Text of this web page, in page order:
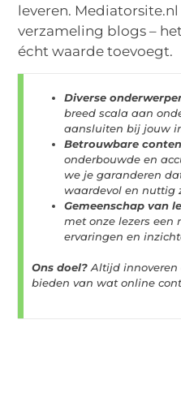
leveren.
verzameling blogs –
écht waarde toevoegt.
Diverse
breed scala aan
aansluiten bij jouw
Betrouwbare
onderbouwde en
we je garanderen
waardevol en nuttig
Gemeenschap van
met onze lezers
ervaringen en
Ons doel? Altijd innoveren
bieden van wat online